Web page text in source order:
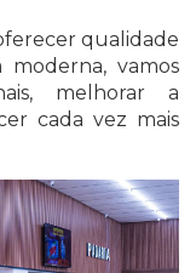
qualidade
moderna, vamos
melhorar a
cada vez mais